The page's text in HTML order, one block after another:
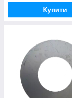
Купити